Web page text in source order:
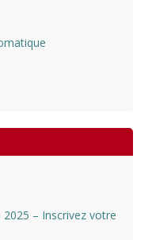
2025 – Inscrivez votre